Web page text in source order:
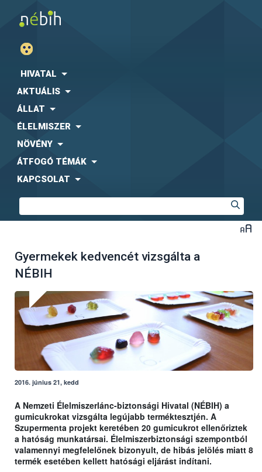
HIVATAL
AKTUÁLIS
ÁLLAT
ÉLELMISZER
NÖVÉNY
ÁTFOGÓ TÉMÁK
KAPCSOLAT
Gyermekek kedvencét vizsgálta a
NÉBIH
2016. június 21, kedd
A Nemzeti Élelmiszerlánc-biztonsági Hivatal (NÉBIH) a
gumicukrokat vizsgálta legújabb terméktesztjén. A
Szupermenta projekt keretében 20 gumicukrot ellenőriztek
a hatóság munkatársai. Élelmiszerbiztonsági szempontból
valamennyi megfelelőnek bizonyult, de hibás jelölés miatt 8
termék esetében kellett hatósági eljárást indítani.